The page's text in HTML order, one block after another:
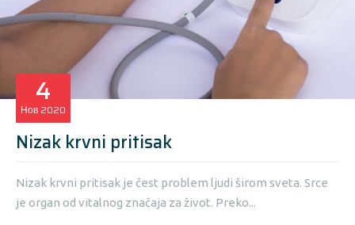
4
Нов 2020
Nizak krvni pritisak
Nizak krvni pritisak je čest problem ljudi širom sveta. Srce
je organ od vitalnog značaja za život. Preko...